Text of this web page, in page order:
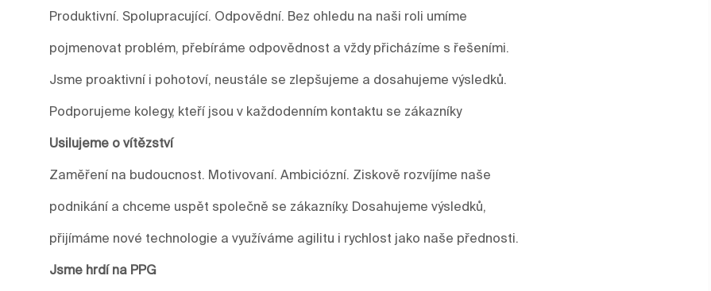
Produktivní. Spolupracující. Odpovědní. Bez ohledu na naši roli umíme
pojmenovat problém, přebíráme odpovědnost a vždy přicházíme s řešeními.
Jsme proaktivní i pohotoví, neustále se zlepšujeme a dosahujeme výsledků.
Podporujeme kolegy, kteří jsou v každodenním kontaktu se zákazníky
Usilujeme o vítězství
Zaměření na budoucnost. Motivovaní. Ambiciózní. Ziskově rozvíjíme naše
podnikání a chceme uspět společně se zákazníky. Dosahujeme výsledků,
přijímáme nové technologie a využíváme agilitu i rychlost jako naše přednosti.
Jsme hrdí na PPG